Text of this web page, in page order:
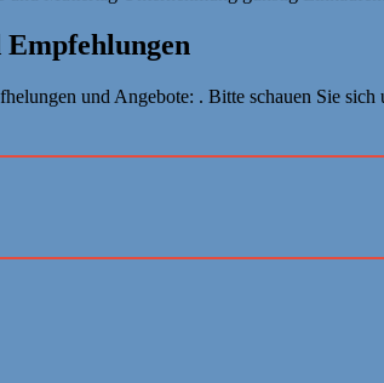
und Angebote: . Bitte schauen Sie sich